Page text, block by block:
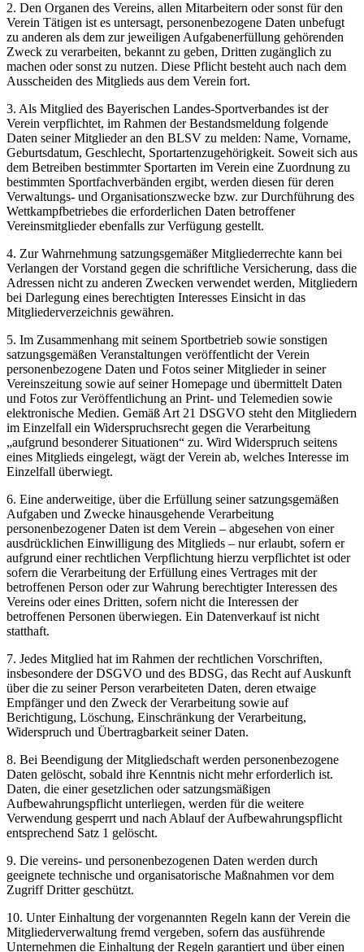
2. Den Organen des Vereins, allen Mitarbeitern oder sonst für den
Verein Tätigen ist es untersagt, personenbezogene Daten unbefugt
zu anderen als dem zur jeweiligen Aufgabenerfüllung gehörenden
Zweck zu verarbeiten, bekannt zu geben, Dritten zugänglich zu
machen oder sonst zu nutzen. Diese Pflicht besteht auch nach dem
Ausscheiden des Mitglieds aus dem Verein fort.
3. Als Mitglied des Bayerischen Landes-Sportverbandes ist der
Verein verpflichtet, im Rahmen der Bestandsmeldung folgende
Daten seiner Mitglieder an den BLSV zu melden: Name, Vorname,
Geburtsdatum, Geschlecht, Sportartenzugehörigkeit. Soweit sich aus
dem Betreiben bestimmter Sportarten im Verein eine Zuordnung zu
bestimmten Sportfachverbänden ergibt, werden diesen für deren
Verwaltungs- und Organisationszwecke bzw. zur Durchführung des
Wettkampfbetriebes die erforderlichen Daten betroffener
Vereinsmitglieder ebenfalls zur Verfügung gestellt.
4. Zur Wahrnehmung satzungsgemäßer Mitgliederrechte kann bei
Verlangen der Vorstand gegen die schriftliche Versicherung, dass die
Adressen nicht zu anderen Zwecken verwendet werden, Mitgliedern
bei Darlegung eines berechtigten Interesses Einsicht in das
Mitgliederverzeichnis gewähren.
5. Im Zusammenhang mit seinem Sportbetrieb sowie sonstigen
satzungsgemäßen Veranstaltungen veröffentlicht der Verein
personenbezogene Daten und Fotos seiner Mitglieder in seiner
Vereinszeitung sowie auf seiner Homepage und übermittelt Daten
und Fotos zur Veröffentlichung an Print- und Telemedien sowie
elektronische Medien. Gemäß Art 21 DSGVO steht den Mitgliedern
im Einzelfall ein Widerspruchsrecht gegen die Verarbeitung
„aufgrund besonderer Situationen“ zu. Wird Widerspruch seitens
eines Mitglieds eingelegt, wägt der Verein ab, welches Interesse im
Einzelfall überwiegt.
6. Eine anderweitige, über die Erfüllung seiner satzungsgemäßen
Aufgaben und Zwecke hinausgehende Verarbeitung
personenbezogener Daten ist dem Verein – abgesehen von einer
ausdrücklichen Einwilligung des Mitglieds – nur erlaubt, sofern er
aufgrund einer rechtlichen Verpflichtung hierzu verpflichtet ist oder
sofern die Verarbeitung der Erfüllung eines Vertrages mit der
betroffenen Person oder zur Wahrung berechtigter Interessen des
Vereins oder eines Dritten, sofern nicht die Interessen der
betroffenen Personen überwiegen. Ein Datenverkauf ist nicht
statthaft.
7. Jedes Mitglied hat im Rahmen der rechtlichen Vorschriften,
insbesondere der DSGVO und des BDSG, das Recht auf Auskunft
über die zu seiner Person verarbeiteten Daten, deren etwaige
Empfänger und den Zweck der Verarbeitung sowie auf
Berichtigung, Löschung, Einschränkung der Verarbeitung,
Widerspruch und Übertragbarkeit seiner Daten.
8. Bei Beendigung der Mitgliedschaft werden personenbezogene
Daten gelöscht, sobald ihre Kenntnis nicht mehr erforderlich ist.
Daten, die einer gesetzlichen oder satzungsmäßigen
Aufbewahrungspflicht unterliegen, werden für die weitere
Verwendung gesperrt und nach Ablauf der Aufbewahrungspflicht
entsprechend Satz 1 gelöscht.
9. Die vereins- und personenbezogenen Daten werden durch
geeignete technische und organisatorische Maßnahmen vor dem
Zugriff Dritter geschützt.
10. Unter Einhaltung der vorgenannten Regeln kann der Verein die
Mitgliederverwaltung fremd vergeben, sofern das ausführende
Unternehmen die Einhaltung der Regeln garantiert und über einen